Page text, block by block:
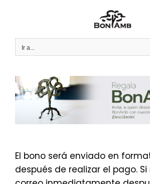
Ir a...
El bono será enviado en
después de realizar el pago.